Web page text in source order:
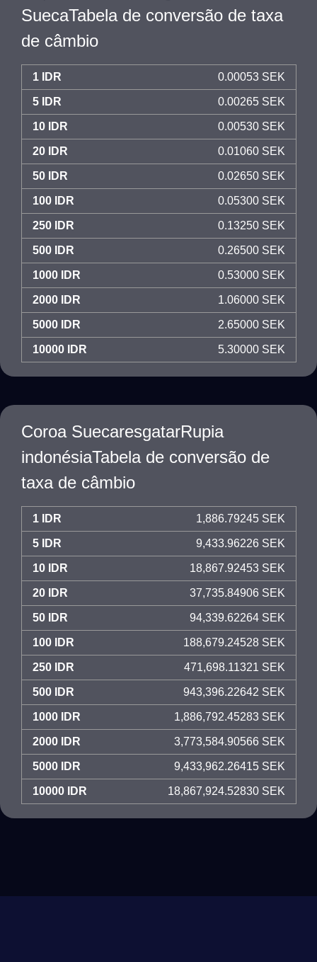
SuecaTabela de conversão de taxa
de câmbio
1 IDR 0.00053 SEK
5 IDR 0.00265 SEK
10 IDR 0.00530 SEK
20 IDR 0.01060 SEK
50 IDR 0.02650 SEK
100 IDR 0.05300 SEK
250 IDR 0.13250 SEK
500 IDR 0.26500 SEK
1000 IDR 0.53000 SEK
2000 IDR 1.06000 SEK
5000 IDR 2.65000 SEK
10000 IDR 5.30000 SEK
Coroa SuecaresgatarRupia
indonésiaTabela de conversão de
taxa de câmbio
1 IDR 1,886.79245 SEK
5 IDR 9,433.96226 SEK
10 IDR 18,867.92453 SEK
20 IDR 37,735.84906 SEK
50 IDR 94,339.62264 SEK
100 IDR 188,679.24528 SEK
250 IDR 471,698.11321 SEK
500 IDR 943,396.22642 SEK
1000 IDR 1,886,792.45283 SEK
2000 IDR 3,773,584.90566 SEK
5000 IDR 9,433,962.26415 SEK
10000 IDR 18,867,924.52830 SEK